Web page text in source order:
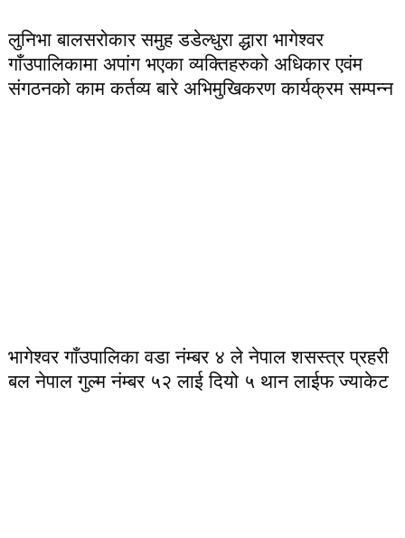
लुनिभा बालसरोकार समुह डडेल्धुरा द्धारा भागेश्वर
गाँउपालिकामा अपांग भएका व्यक्तिहरुको अधिकार एवंम
संगठनको काम कर्तव्य बारे अभिमुखिकरण कार्यक्रम सम्पन्न
भागेश्वर गाँउपालिका वडा नंम्बर ४ ले नेपाल शसस्त्र प्रहरी
बल नेपाल गुल्म नंम्बर ५२ लाई दियो ५ थान लाईफ ज्याकेट